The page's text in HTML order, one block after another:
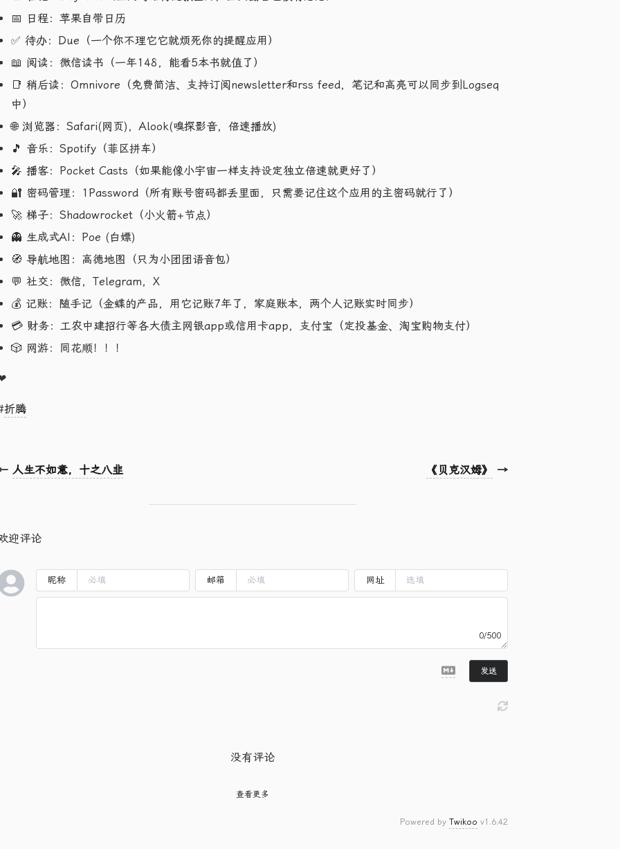
📅 日程：苹果自带日历
✅ 待办：Due（一个你不理它它就烦死你的提醒应用）
📖 阅读：微信读书（一年148，能看5本书就值了）
📑 稍后读：Omnivore（免费简洁、支持订阅newsletter和rss feed，笔记和高亮可以同步到Logseq
中）
🌐 浏览器：Safari(网页)，Alook(嗅探影音，倍速播放)
🎵 音乐：Spotify（菲区拼车）
🎤 播客：Pocket Casts（如果能像小宇宙一样支持设定独立倍速就更好了）
🔐 密码管理：1Password（所有账号密码都丢里面，只需要记住这个应用的主密码就行了）
🚀 梯子：Shadowrocket（小火箭+节点）
👻 生成式AI：Poe (白嫖)
🧭 导航地图：高德地图（只为小团团语音包）
💬 社交：微信，Telegram，X
💰 记账：随手记（金蝶的产品，用它记账7年了，家庭账本，两个人记账实时同步）
💳 财务：工农中建招行等各大债主网银app或信用卡app，支付宝（定投基金、淘宝购物支付）
🎲 网游：同花顺！！！
折腾
人生不如意，十之八韭 《贝克汉姆》 →
迎评论
昵称 邮箱 网址
0/500
发送
没有评论
查看更多
Powered by Twikoo v1.6.42